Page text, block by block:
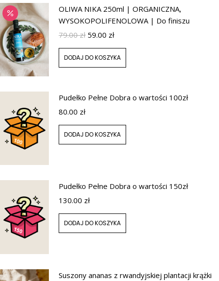
OLIWA NIKA 250ml | ORGANICZNA,
WYSOKOPOLIFENOLOWA | Do finiszu
79.00zł 59.00 zł
DODAJ DO KOSZYKA
Pudełko Pełne Dobra o wartości 100zł
80.00 zł
DODAJ DO KOSZYKA
Pudełko Pełne Dobra o wartości 150zł
130.00 zł
DODAJ DO KOSZYKA
Suszony ananas z rwandyjskiej plantacji krążki